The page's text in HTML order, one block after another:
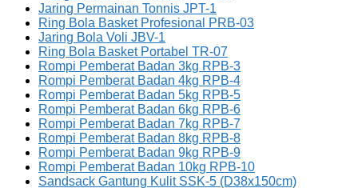
Jaring Permainan Tonnis JPT-1
Ring Bola Basket Profesional PRB-03
Jaring Bola Voli JBV-1
Ring Bola Basket Portabel TR-07
Rompi Pemberat Badan 3kg RPB-3
Rompi Pemberat Badan 4kg RPB-4
Rompi Pemberat Badan 5kg RPB-5
Rompi Pemberat Badan 6kg RPB-6
Rompi Pemberat Badan 7kg RPB-7
Rompi Pemberat Badan 8kg RPB-8
Rompi Pemberat Badan 9kg RPB-9
Rompi Pemberat Badan 10kg RPB-10
Sandsack Gantung Kulit SSK-5 (D38x150cm)